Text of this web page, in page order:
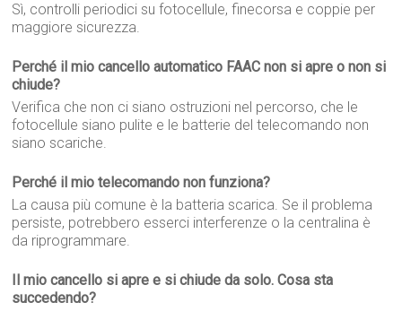
Sì, controlli periodici su fotocellule, finecorsa e coppie per
maggiore sicurezza.
Perché il mio cancello automatico FAAC non si apre o non si
chiude?
Verifica che non ci siano ostruzioni nel percorso, che le
fotocellule siano pulite e le batterie del telecomando non
siano scariche.
Perché il mio telecomando non funziona?
La causa più comune è la batteria scarica. Se il problema
persiste, potrebbero esserci interferenze o la centralina è
da riprogrammare.
Il mio cancello si apre e si chiude da solo. Cosa sta
succedendo?